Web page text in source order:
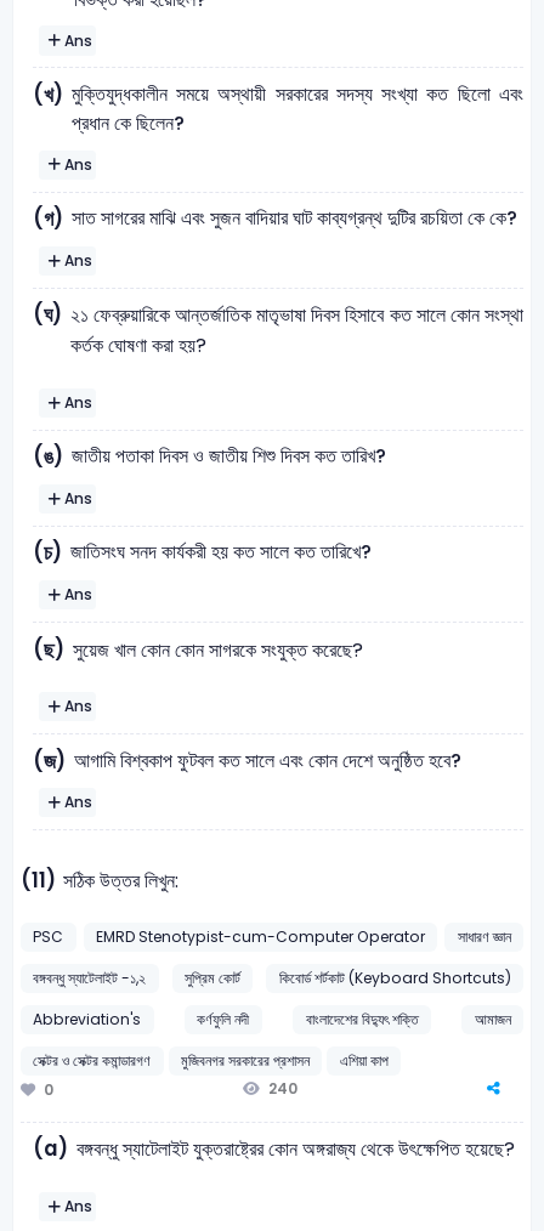
Ans
(খ) মুক্তিযুদ্ধকালীন সময়ে অস্থায়ী সরকারের সদস্য সংখ্যা কত ছিলো এবং
প্রধান কে ছিলেন?
Ans
(গ) সাত সাগরের মাঝি এবং সুজন বাদিয়ার ঘাট কাব্যগ্রন্থ দুটির রচয়িতা কে কে?
Ans
(ঘ) ২১ ফেব্রুয়ারিকে আন্তর্জাতিক মাতৃভাষা দিবস হিসাবে কত সালে কোন সংস্থা
কর্তক ঘোষণা করা হয়?
Ans
(ঙ) জাতীয় পতাকা দিবস ও জাতীয় শিশু দিবস কত তারিখ?
Ans
(চ) জাতিসংঘ সনদ কার্যকরী হয় কত সালে কত তারিখে?
Ans
(ছ) সুয়েজ খাল কোন কোন সাগরকে সংযুক্ত করেছে?
Ans
(জ) আগামি বিশ্বকাপ ফুটবল কত সালে এবং কোন দেশে অনুষ্ঠিত হবে?
Ans
(11) সঠিক উত্তর লিখুন:
PSC EMRD Stenotypist-cum-Computer Operator
সাধারণ জ্ঞান
বঙ্গবন্ধু স্যাটেলাইট -১,২
সুপ্রিম কোর্ট
কিবোর্ড শর্টকাট (Keyboard Shortcuts)
Abbreviation's
কর্ণফুলি নদী বাংলাদেশের বিদ্যুৎ শক্তি
আমাজন
সেক্টর ও সেক্টর কমান্ডারগণ
মুজিবনগর সরকারের প্রশাসন
এশিয়া কাপ
0
240
(a) বঙ্গবন্ধু স্যাটেলাইট যুক্তরাষ্ট্রের কোন অঙ্গরাজ্য থেকে উৎক্ষেপিত হয়েছে?
Ans